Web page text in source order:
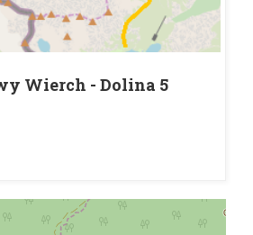
Wierch - Dolina 5
Polskich